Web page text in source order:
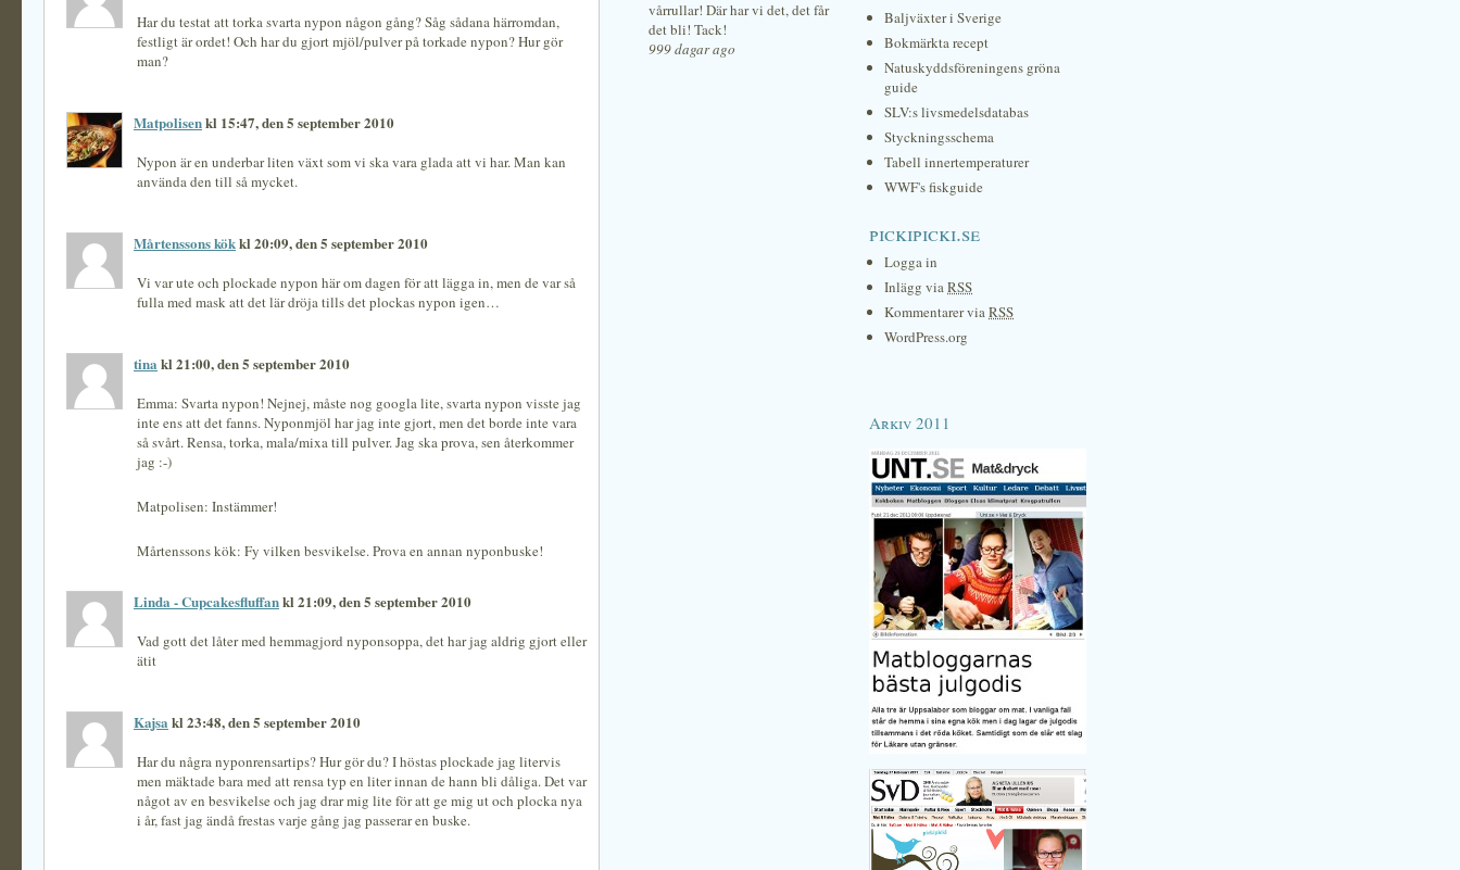
Har du testat att torka svarta nypon någon gång? Såg sådana härromdan,
festligt är ordet! Och har du gjort mjöl/pulver på torkade nypon? Hur gör
man?
Matpolisenkl 15:47, den 5 september 2010
Nypon är en underbar liten växt som vi ska vara glada att vi har. Man kan
använda den till så mycket.
Mårtenssons kökkl 20:09, den 5 september 2010
Vi var ute och plockade nypon här om dagen för att lägga in, men de var så
fulla med mask att det lär dröja tills det plockas nypon igen…
tina kl 21:00, den 5 september 2010
Emma: Svarta nypon! Nejnej, måste nog googla lite, svarta nypon visste jag
inte ens att det fanns. Nyponmjöl har jag inte gjort, men det borde inte vara
så svårt. Rensa, torka, mala/mixa till pulver. Jag ska prova, sen återkommer
jag :-)
Matpolisen: Instämmer!
Mårtenssons kök: Fy vilken besvikelse. Prova en annan nyponbuske!
Linda - Cupcakesfluffankl 21:09, den 5 september 2010
Vad gott det låter med hemmagjord nyponsoppa, det har jag aldrig gjort eller
ätit
Kajsa kl 23:48, den 5 september 2010
Har du några nyponrensartips? Hur gör du? I höstas plockade jag litervis
men mäktade bara med att rensa typ en liter innan de hann bli dåliga. Det var
något av en besvikelse och jag drar mig lite för att ge mig ut och plocka nya
i år, fast jag ändå frestas varje gång jag passerar en buske.
vårrullar! Där har vi det, det får
det bli! Tack!
999 dagar ago
Baljväxter i Sverige
Bokmärkta recept
Natuskyddsföreningens gröna
guide
SLV:s livsmedelsdatabas
Styckningsschema
Tabell innertemperaturer
WWF's fiskguide
pickipicki.se
Logga in
Inlägg viaRSS
Kommentarer viaRSS
WordPress.org
Arkiv 2011